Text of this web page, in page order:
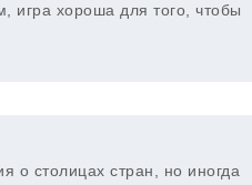
игра хороша для того, чтобы
о столицах стран, но иногда